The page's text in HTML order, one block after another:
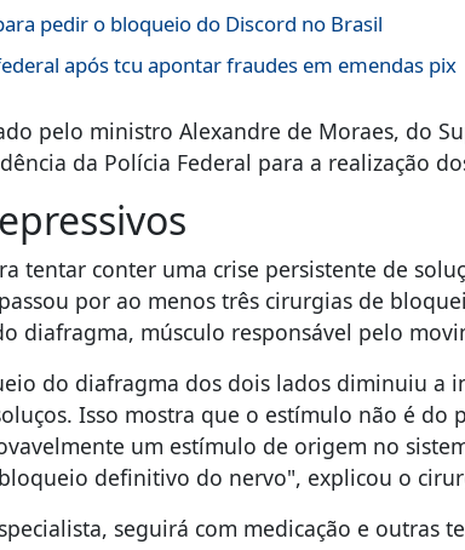
pedir o bloqueio do Discord no Brasil
após tcu apontar fraudes em emendas pix
pelo ministro Alexandre de Moraes, do
da Polícia Federal para a realização
tentar conter uma crise persistente de
por ao menos três cirurgias de
diafragma, músculo responsável pelo
do diafragma dos dois lados diminuiu a
Isso mostra que o estímulo não é do
um estímulo de origem no
definitivo do nervo", explicou o
seguirá com medicação e outras